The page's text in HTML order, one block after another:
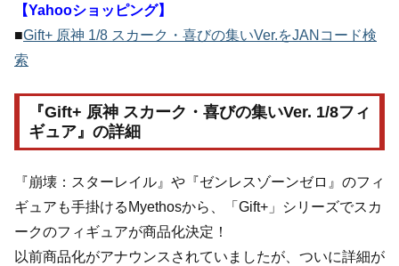
【Yahooショッピング】
■Gift+ 原神 1/8 スカーク・喜びの集いVer.をJANコード検
索
『Gift+ 原神 スカーク・喜びの集いVer. 1/8フィ
ギュア』の詳細
『崩壊：スターレイル』や『ゼンレスゾーンゼロ』のフィ
ギュアも手掛けるMyethosから、「Gift+」シリーズでスカ
ークのフィギュアが商品化決定！
以前商品化がアナウンスされていましたが、ついに詳細が